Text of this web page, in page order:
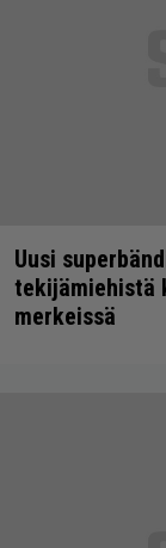
Uusi
tekijämiehistä
merkeissä